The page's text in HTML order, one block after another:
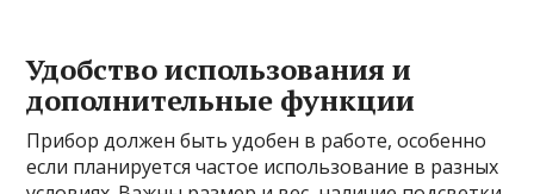
Удобство использования и
дополнительные функции
Прибор должен быть удобен в работе, особенно
если планируется частое использование в разных